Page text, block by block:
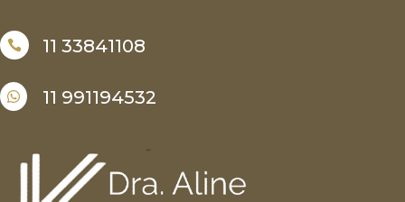
 11 33841108
 11 991194532